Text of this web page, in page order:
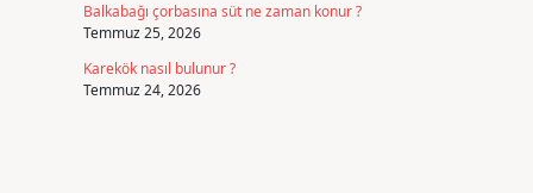
Balkabağı çorbasına süt ne zaman konur ?
Temmuz 25, 2026
Karekök nasıl bulunur ?
Temmuz 24, 2026